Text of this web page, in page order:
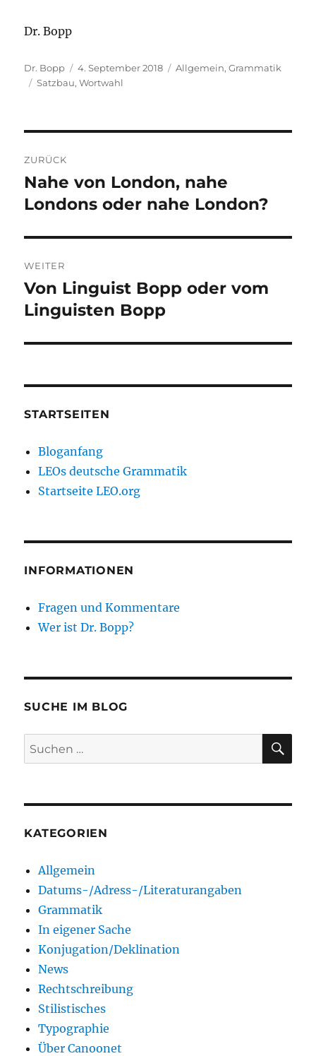
Dr. Bopp
Autor
Dr. Bopp
Veröffentlicht
am
4. September 2018 Kategorien
Allgemein,Grammatik
Schlagwörter
Satzbau,Wortwahl
ZURÜCK
Vorheriger
Beitrag:
Nahe von London, nahe
Londons oder nahe London?
WEITER
Nächster
Beitrag:
Von Linguist Bopp oder vom
Linguisten Bopp
STARTSEITEN
Bloganfang
LEOs deutsche Grammatik
Startseite LEO.org
INFORMATIONEN
Fragen und Kommentare
Wer ist Dr. Bopp?
SUCHE IM BLOG
Suchen
nach:
KATEGORIEN
Allgemein
Datums-/Adress-/Literaturangaben
Grammatik
In eigener Sache
Konjugation/Deklination
News
Rechtschreibung
Stilistisches
Typographie
Über Canoonet